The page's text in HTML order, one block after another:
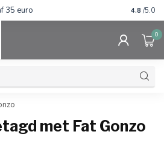
35 euro 4.8 /5.0
0
met Fat Gonzo